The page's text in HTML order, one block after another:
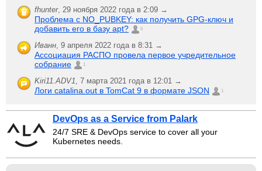
fhunter, 29 ноября 2022 года в 2:09 →
Проблема с NO_PUBKEY: как получить GPG-ключ и
добавить его в базу apt?
6
Иванн, 9 апреля 2022 года в 8:31 →
Ассоциация РАСПО провела первое учредительное
собрание
1
Kiri11.ADV1, 7 марта 2021 года в 12:01 →
Логи catalina.out в TomCat 9 в формате JSON 1
DevOps as a Service from Palark
24/7 SRE & DevOps service to cover all your
Kubernetes needs.